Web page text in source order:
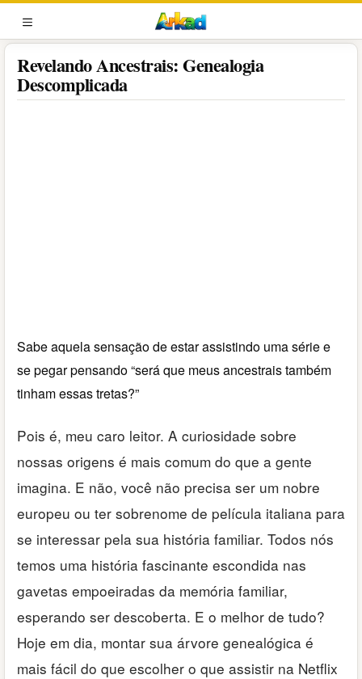
Pular
para
o
conteúdo
MENU
Revelando Ancestrais: Genealogia
Descomplicada
Sabe aquela sensação de estar assistindo uma série e
se pegar pensando “será que meus ancestrais também
tinham essas tretas?”
Pois é, meu caro leitor. A curiosidade sobre
nossas origens é mais comum do que a gente
imagina. E não, você não precisa ser um nobre
europeu ou ter sobrenome de película italiana para
se interessar pela sua história familiar. Todos nós
temos uma história fascinante escondida nas
gavetas empoeiradas da memória familiar,
esperando ser descoberta. E o melhor de tudo?
Hoje em dia, montar sua árvore genealógica é
mais fácil do que escolher o que assistir na Netflix